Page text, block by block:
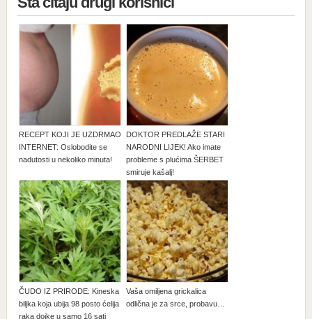
RECEPT KOJI JE UZDRMAO
INTERNET: Oslobodite se
nadutosti u nekoliko minuta!
DOKTOR PREDLAŽE STARI
NARODNI LIJEK! Ako imate
probleme s plućima ŠERBET
smiruje kašalj!
ČUDO IZ PRIRODE: Kineska
biljka koja ubija 98 posto ćelija
raka dojke u samo 16 sati
Vaša omiljena grickalica
odlična je za srce, probavu…